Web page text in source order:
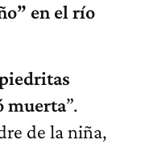
en el río
muerta”.
de la niña,